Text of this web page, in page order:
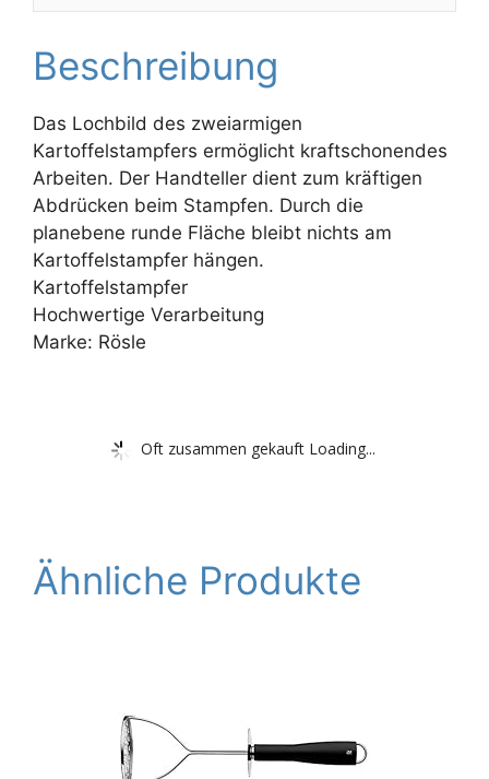
Beschreibung
Das Lochbild des zweiarmigen
Kartoffelstampfers ermöglicht kraftschonendes
Arbeiten. Der Handteller dient zum kräftigen
Abdrücken beim Stampfen. Durch die
planebene runde Fläche bleibt nichts am
Kartoffelstampfer hängen.
Kartoffelstampfer
Hochwertige Verarbeitung
Marke: Rösle
Oft zusammen gekauft Loading...
Ähnliche Produkte